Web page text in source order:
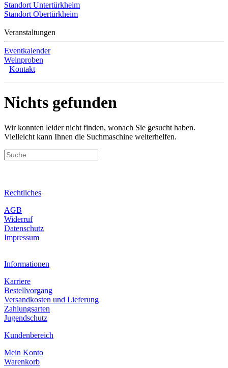
Standort Untertürkheim
Standort Obertürkheim
Veranstaltungen
Eventkalender
Weinproben
Kontakt
Nichts gefunden
Wir konnten leider nicht finden, wonach Sie gesucht haben.
Vielleicht kann Ihnen die Suchmaschine weiterhelfen.
Rechtliches
AGB
Widerruf
Datenschutz
Impressum
Informationen
Karriere
Bestellvorgang
Versandkosten und Lieferung
Zahlungsarten
Jugendschutz
Kundenbereich
Mein Konto
Warenkorb